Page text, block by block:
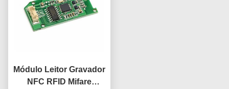
Módulo Leitor Gravador
NFC RFID Mifare